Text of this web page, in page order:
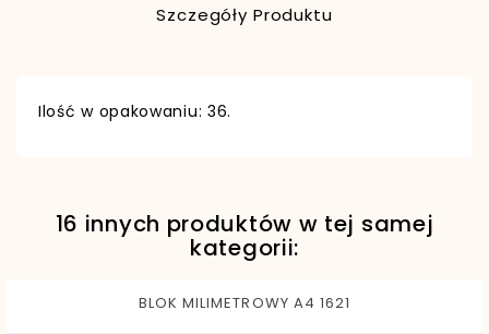
Szczegóły Produktu
Ilość w opakowaniu: 36.
EAN13 5902082958604
16 innych produktów w tej samej
kategorii:
BLOK MILIMETROWY A4 1621